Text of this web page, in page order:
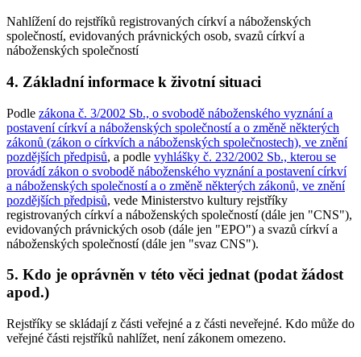
Nahlížení do rejstříků registrovaných církví a náboženských
společností, evidovaných právnických osob, svazů církví a
náboženských společností
4. Základní informace k životní situaci
Podle zákona č. 3/2002 Sb., o svobodě náboženského vyznání a
postavení církví a náboženských společností a o změně některých
zákonů (zákon o církvích a náboženských společnostech), ve znění
pozdějších předpisů, a podle vyhlášky č. 232/2002 Sb., kterou se
provádí zákon o svobodě náboženského vyznání a postavení církví
a náboženských společností a o změně některých zákonů, ve znění
pozdějších předpisů, vede Ministerstvo kultury rejstříky
registrovaných církví a náboženských společností (dále jen "CNS"),
evidovaných právnických osob (dále jen "EPO") a svazů církví a
náboženských společností (dále jen "svaz CNS").
5. Kdo je oprávněn v této věci jednat (podat žádost
apod.)
Rejstříky se skládají z části veřejné a z části neveřejné. Kdo může do
veřejné části rejstříků nahlížet, není zákonem omezeno.